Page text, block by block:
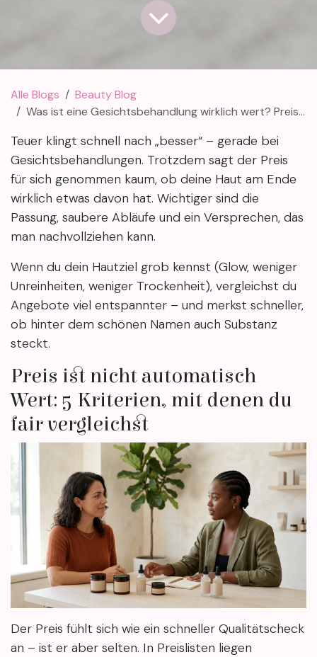
Alle Blogs
Beauty Blog
Was ist eine Gesichtsbehandlung wirklich wert? Preis, Wirkung und Marketing klar trennen
Teuer klingt schnell nach „besser“ – gerade bei
Gesichtsbehandlungen. Trotzdem sagt der Preis
für sich genommen kaum, ob deine Haut am Ende
wirklich etwas davon hat. Wichtiger sind die
Passung, saubere Abläufe und ein Versprechen, das
man nachvollziehen kann.
Wenn du dein Hautziel grob kennst (Glow, weniger
Unreinheiten, weniger Trockenheit), vergleichst du
Angebote viel entspannter – und merkst schneller,
ob hinter dem schönen Namen auch Substanz
steckt.
Preis ist nicht automatisch
Wert: 5 Kriterien, mit denen du
fair vergleichst
Der Preis fühlt sich wie ein schneller Qualitätscheck
an – ist er aber selten. In Preislisten liegen